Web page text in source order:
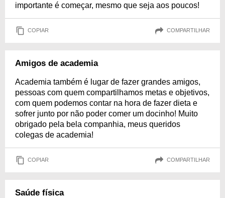
importante é começar, mesmo que seja aos poucos!
COPIAR COMPARTILHAR
Amigos de academia
Academia também é lugar de fazer grandes amigos,
pessoas com quem compartilhamos metas e objetivos,
com quem podemos contar na hora de fazer dieta e
sofrer junto por não poder comer um docinho! Muito
obrigado pela bela companhia, meus queridos
colegas de academia!
COPIAR COMPARTILHAR
Saúde física